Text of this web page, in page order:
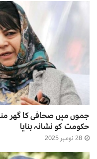
جموں میں صحافی کا گھر
حکومت کو نشانہ بنایا